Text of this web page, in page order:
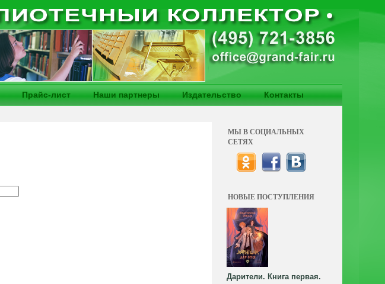
Прайс-лист Наши партнеры Издательство Контакты
МЫ В СОЦИАЛЬНЫХ
СЕТЯХ
НОВЫЕ ПОСТУПЛЕНИЯ
Дарители. Книга первая.